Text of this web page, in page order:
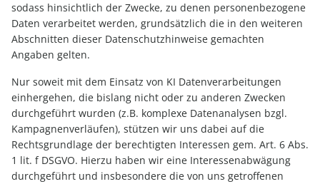
sodass hinsichtlich der Zwecke, zu denen personenbezogene
Daten verarbeitet werden, grundsätzlich die in den weiteren
Abschnitten dieser Datenschutzhinweise gemachten
Angaben gelten.
Nur soweit mit dem Einsatz von KI Datenverarbeitungen
einhergehen, die bislang nicht oder zu anderen Zwecken
durchgeführt wurden (z.B. komplexe Datenanalysen bzgl.
Kampagnenverläufen), stützen wir uns dabei auf die
Rechtsgrundlage der berechtigten Interessen gem. Art. 6 Abs.
1 lit. f DSGVO. Hierzu haben wir eine Interessenabwägung
durchgeführt und insbesondere die von uns getroffenen